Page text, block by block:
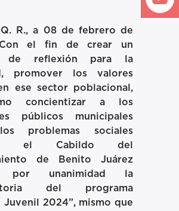
Q. R., a 08 de febrero de
el fin de crear un
de reflexión para la
promover los valores
ese sector poblacional,
concientizar a los
públicos municipales
problemas sociales
el Cabildo del
de Benito Juárez
por unanimidad la
del programa
Juvenil 2024”, mismo que